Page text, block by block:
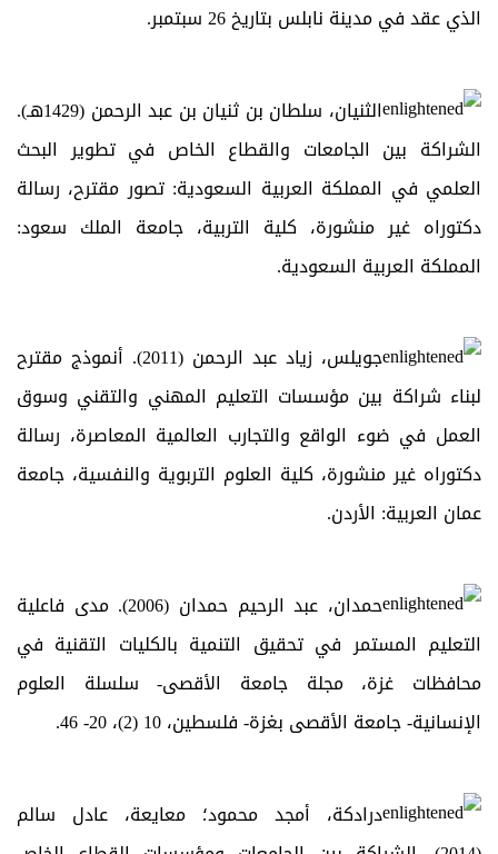
الذي عقد في مدينة نابلس بتاريخ 26 سبتمبر.
الثنيان، سلطان بن ثنيان بن عبد الرحمن (1429هـ).
الشراكة بين الجامعات والقطاع الخاص في تطوير البحث
العلمي في المملكة العربية السعودية: تصور مقترح، رسالة
دكتوراه غير منشورة، كلية التربية، جامعة الملك سعود:
المملكة العربية السعودية.
جويلس، زياد عبد الرحمن (2011). أنموذج مقترح
لبناء شراكة بين مؤسسات التعليم المهني والتقني وسوق
العمل في ضوء الواقع والتجارب العالمية المعاصرة، رسالة
دكتوراه غير منشورة، كلية العلوم التربوية والنفسية، جامعة
عمان العربية: الأردن.
حمدان، عبد الرحيم حمدان (2006). مدى فاعلية
التعليم المستمر في تحقيق التنمية بالكليات التقنية في
محافظات غزة، مجلة جامعة الأقصى- سلسلة العلوم
الإنسانية- جامعة الأقصى بغزة- فلسطين، 10 (2)، 20- 46.
درادكة، أمجد محمود؛ معايعة، عادل سالم